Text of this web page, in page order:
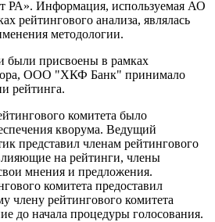
РА». Информация, используемая АО
рейтингового анализа, являлась
методологии.
были присвоены в рамках
ООО "ХКФ Банк" принимало
рейтинга.
комитета было
кворума. Ведущий
представил членам рейтингового
на рейтинги, члены
мнения и предложения.
комитета предоставил
члену рейтингового комитета
до начала процедуры голосования.